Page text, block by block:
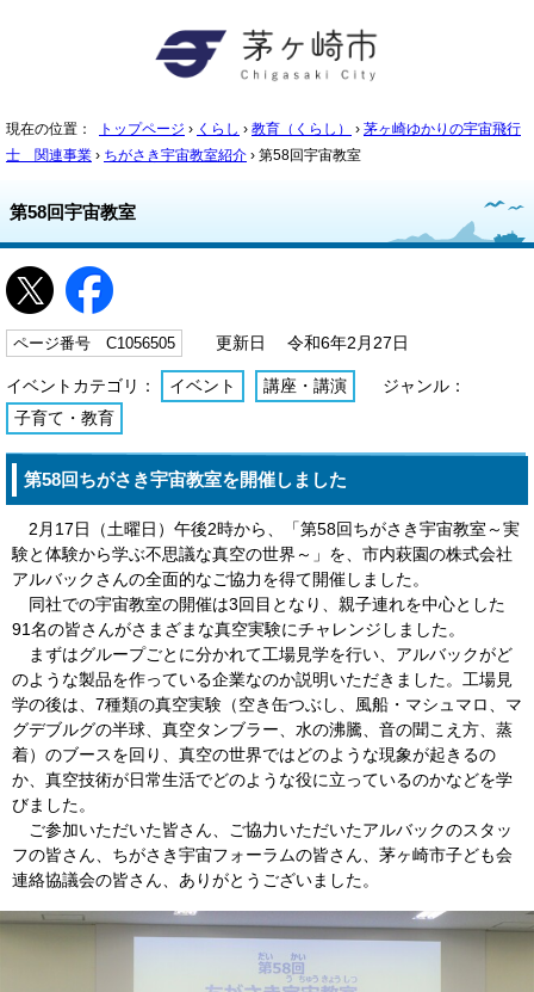
現在の位置： トップページ › くらし › 教育（くらし） › 茅ヶ崎ゆかりの宇宙飛行
士 関連事業 › ちがさき宇宙教室紹介 › 第58回宇宙教室
第58回宇宙教室
ページ番号 C1056505 更新日 令和6年2月27日
イベントカテゴリ： イベント 講座・講演
ジャンル：
子育て・教育
第58回ちがさき宇宙教室を開催しました
2月17日（土曜日）午後2時から、「第58回ちがさき宇宙教室～実
験と体験から学ぶ不思議な真空の世界～」を、市内萩園の株式会社
アルバックさんの全面的なご協力を得て開催しました。
同社での宇宙教室の開催は3回目となり、親子連れを中心とした
91名の皆さんがさまざまな真空実験にチャレンジしました。
まずはグループごとに分かれて工場見学を行い、アルバックがど
のような製品を作っている企業なのか説明いただきました。工場見
学の後は、7種類の真空実験（空き缶つぶし、風船・マシュマロ、マ
グデブルグの半球、真空タンブラー、水の沸騰、音の聞こえ方、蒸
着）のブースを回り、真空の世界ではどのような現象が起きるの
か、真空技術が日常生活でどのような役に立っているのかなどを学
びました。
ご参加いただいた皆さん、ご協力いただいたアルバックのスタッ
フの皆さん、ちがさき宇宙フォーラムの皆さん、茅ヶ崎市子ども会
連絡協議会の皆さん、ありがとうございました。